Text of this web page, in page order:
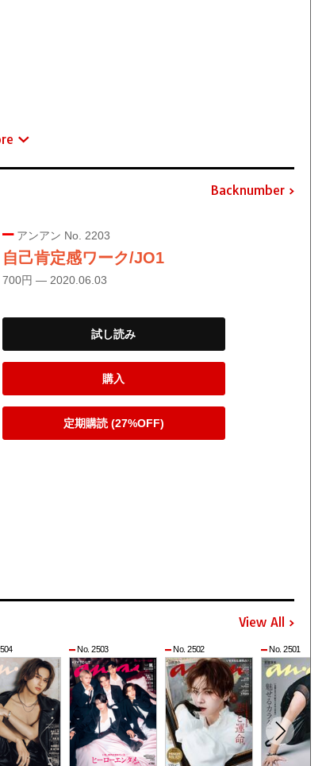
Backnumber
アンアン No. 2203
自己肯定感ワーク/JO1
700円 — 2020.06.03
試し読み
購入
定期購読 (27%OFF)
View All
No. 2503 No. 2502 No. 2501